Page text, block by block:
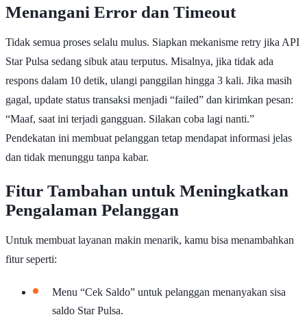
Menangani Error dan Timeout
Tidak semua proses selalu mulus. Siapkan mekanisme retry jika API
Star Pulsa sedang sibuk atau terputus. Misalnya, jika tidak ada
respons dalam 10 detik, ulangi panggilan hingga 3 kali. Jika masih
gagal, update status transaksi menjadi “failed” dan kirimkan pesan:
“Maaf, saat ini terjadi gangguan. Silakan coba lagi nanti.”
Pendekatan ini membuat pelanggan tetap mendapat informasi jelas
dan tidak menunggu tanpa kabar.
Fitur Tambahan untuk Meningkatkan
Pengalaman Pelanggan
Untuk membuat layanan makin menarik, kamu bisa menambahkan
fitur seperti:
Menu “Cek Saldo” untuk pelanggan menanyakan sisa
saldo Star Pulsa.